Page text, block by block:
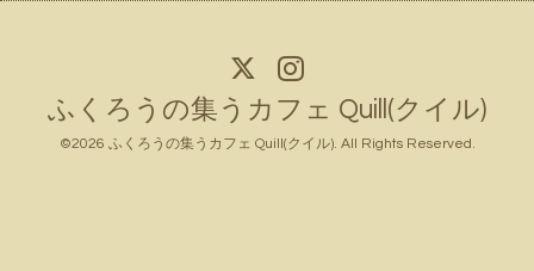
ふくろうの集うカフェ Quill(クイル)
©2026 ふくろうの集うカフェ Quill(クイル). All Rights Reserved.